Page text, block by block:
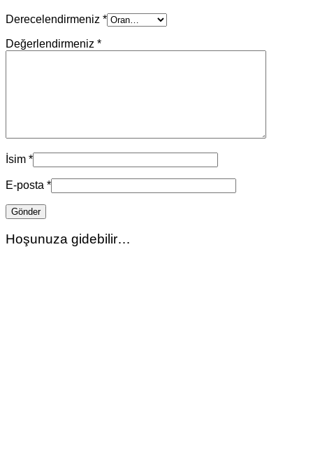
Derecelendirmeniz *
Değerlendirmeniz *
İsim *
E-posta *
Hoşunuza gidebilir…